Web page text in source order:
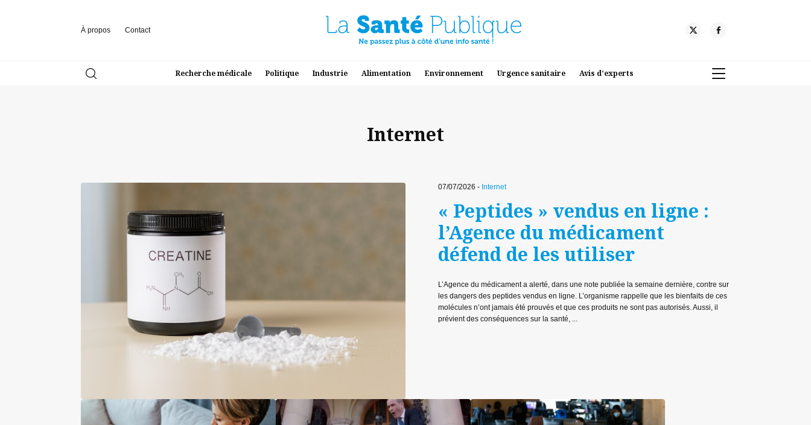
À propos Contact
Recherche médicale Politique Industrie Alimentation Environnement Urgence sanitaire Avis d’experts
Internet
07/07/2026 - Internet
« Peptides » vendus en ligne :
l’Agence du médicament
défend de les utiliser
L’Agence du médicament a alerté, dans une note publiée la semaine dernière, contre sur
les dangers des peptides vendus en ligne. L’organisme rappelle que les bienfaits de ces
molécules n’ont jamais été prouvés et que ces produits ne sont pas autorisés. Aussi, il
prévient des conséquences sur la santé, ...